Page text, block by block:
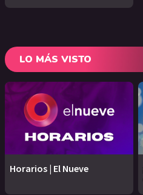
LO MÁS VISTO
Horarios | El Nueve